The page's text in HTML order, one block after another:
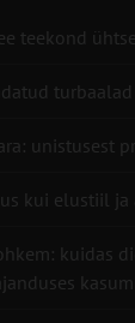
teekond
unistusest
kui elustiil ja
kuidas